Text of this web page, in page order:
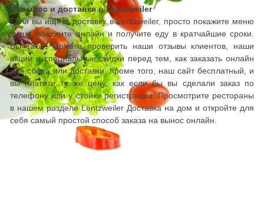
Навынос и доставка в Lentzweiler
Если вы ищете доставку в Lentzweiler, просто покажите меню
выше, закажите онлайн и получите еду в кратчайшие сроки.
Вы также можете проверить наши отзывы клиентов, наши
акции и специальные скидки перед тем, как заказать онлайн
для сбора или доставки. Кроме того, наш сайт бесплатный, и
вы платите ту же цену, как если бы вы сделали заказ по
телефону или у стойки регистрации. Просмотрите рестораны
в нашем разделе Lentzweiler Доставка на дом и откройте для
себя самый простой способ заказа на вынос онлайн.